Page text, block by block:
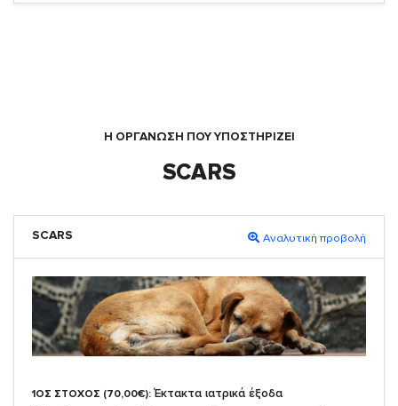
Η ΟΡΓΆΝΩΣΗ ΠΟΥ ΥΠΟΣΤΗΡΙΖΕΙ
SCARS
SCARS Αναλυτική προβολή
1ΟΣ ΣΤΟΧΟΣ (70,00€): Έκτακτα ιατρικά έξοδα